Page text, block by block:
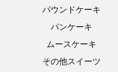
パウンドケーキ
パンケーキ
ムースケーキ
その他スイーツ